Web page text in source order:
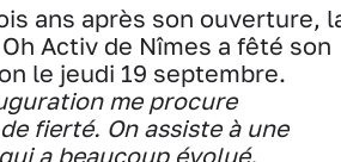
ans après son ouverture,
Activ de Nîmes a fêté son
le jeudi 19 septembre.
me procure
fierté. On assiste à une
a beaucoup évolué.